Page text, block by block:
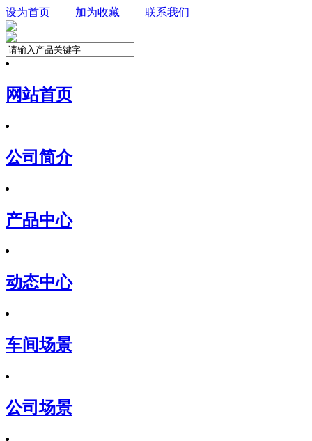
设为首页 加为收藏 联系我们
网站首页
公司简介
产品中心
动态中心
车间场景
公司场景